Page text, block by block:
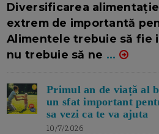
Diversificarea
extrem de importantă
Alimentele trebuie să fie
nu trebuie să ne ...
Primul an de viață al
un sfat important
sa vezi ca te va ajuta
10/7/2026